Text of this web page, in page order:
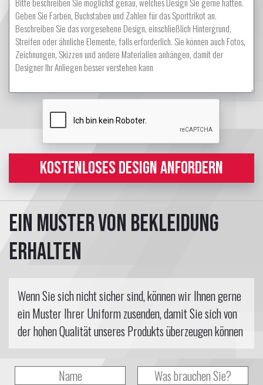
KOSTENLOSES DESIGN ANFORDERN
Ein Muster von Bekleidung
erhalten
Wenn Sie sich nicht sicher sind, können wir Ihnen gerne
ein Muster Ihrer Uniform zusenden, damit Sie sich von
der hohen Qualität unseres Produkts überzeugen können